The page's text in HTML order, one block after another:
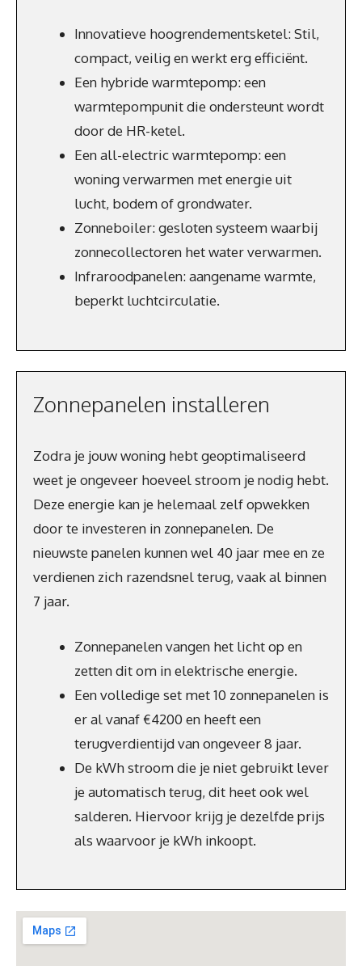
Innovatieve hoogrendementsketel: Stil,
compact, veilig en werkt erg efficiënt.
Een hybride warmtepomp: een
warmtepompunit die ondersteunt wordt
door de HR-ketel.
Een all-electric warmtepomp: een
woning verwarmen met energie uit
lucht, bodem of grondwater.
Zonneboiler: gesloten systeem waarbij
zonnecollectoren het water verwarmen.
Infraroodpanelen: aangename warmte,
beperkt luchtcirculatie.
Zonnepanelen installeren
Zodra je jouw woning hebt geoptimaliseerd
weet je ongeveer hoeveel stroom je nodig hebt.
Deze energie kan je helemaal zelf opwekken
door te investeren in zonnepanelen. De
nieuwste panelen kunnen wel 40 jaar mee en ze
verdienen zich razendsnel terug, vaak al binnen
7 jaar.
Zonnepanelen vangen het licht op en
zetten dit om in elektrische energie.
Een volledige set met 10 zonnepanelen is
er al vanaf €4200 en heeft een
terugverdientijd van ongeveer 8 jaar.
De kWh stroom die je niet gebruikt lever
je automatisch terug, dit heet ook wel
salderen. Hiervoor krijg je dezelfde prijs
als waarvoor je kWh inkoopt.